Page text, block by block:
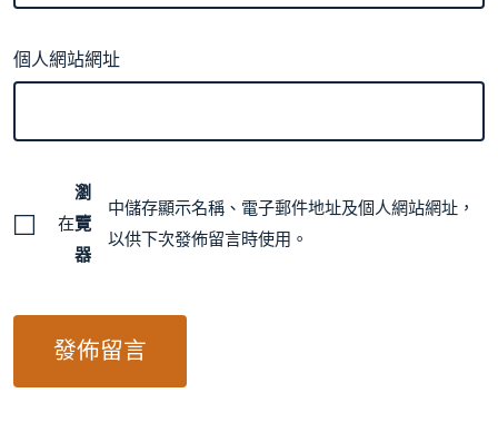
個人網站網址
在
瀏
覽
器
中儲存顯示名稱、電子郵件地址及個人網站網址，
以供下次發佈留言時使用。